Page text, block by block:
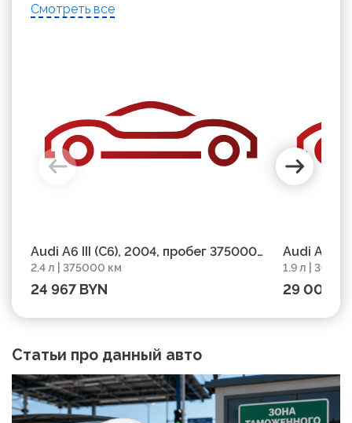
Смотреть все
Audi A6 III (C6), 2004, пробег 375000
км
2.4 л | 375000 км
24 967 BYN
Audi A6
303650 км
1.9 л |
29 003
Статьи про данный авто